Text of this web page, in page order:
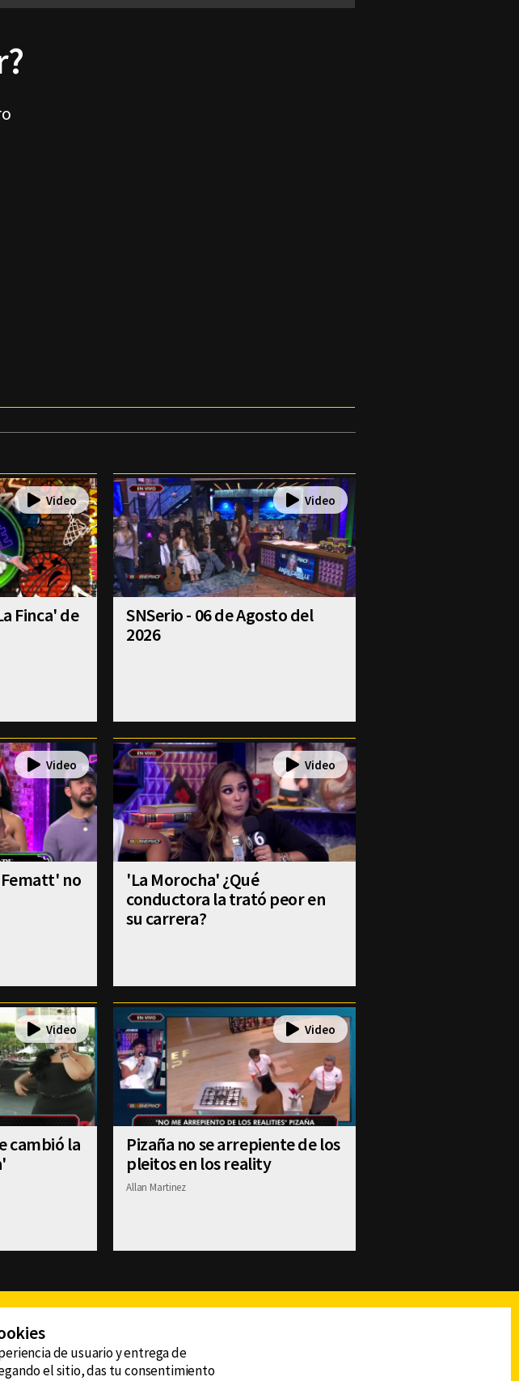
Finca' de
SNSerio - 06 de Agosto del
2026
Fematt' no
'La Morocha' ¿Qué
conductora la trató peor en
su carrera?
cambió la
Pizaña no se arrepiente de los
pleitos en los reality
Allan Martinez
de usuario y entrega de
el sitio, das tu consentimiento